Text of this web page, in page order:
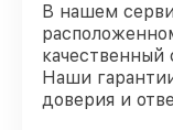
В нашем
качественный
Наши
доверия и